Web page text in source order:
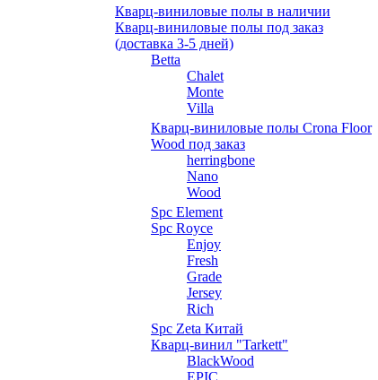
Кварц-виниловые полы в наличии
Кварц-виниловые полы под заказ
(доставка 3-5 дней)
Betta
Chalet
Monte
Villa
Кварц-виниловые полы Crona Floor
Wood под заказ
herringbone
Nano
Wood
Spc Element
Spc Royce
Enjoy
Fresh
Grade
Jersey
Rich
Spc Zeta Китай
Кварц-винил "Tarkett"
BlackWood
EPIC